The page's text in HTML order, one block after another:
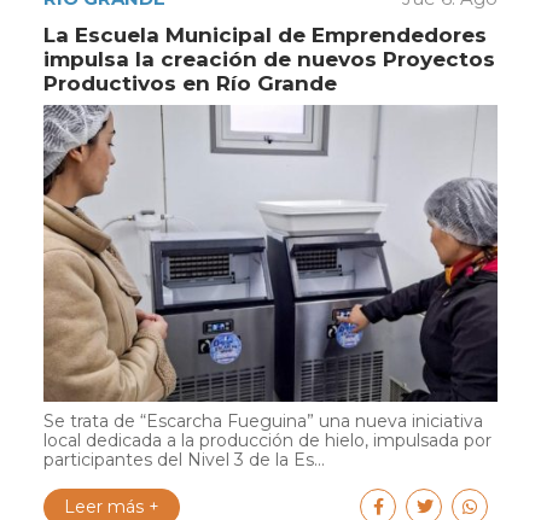
La Escuela Municipal de Emprendedores
impulsa la creación de nuevos Proyectos
Productivos en Río Grande
Se trata de “Escarcha Fueguina” una nueva iniciativa
local dedicada a la producción de hielo, impulsada por
participantes del Nivel 3 de la Es...
Leer más +